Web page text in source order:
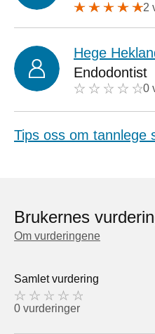
2
Hege
Endodontist
0
Tips oss om tannlege
Brukernes
Om vurderingene
Samlet vurdering
0 vurderinger